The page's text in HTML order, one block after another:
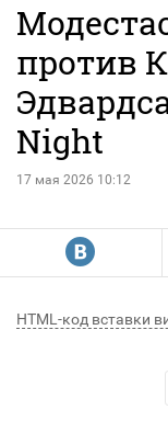
против
Night
17 мая 2026 10:12
R
HTML-код вставки